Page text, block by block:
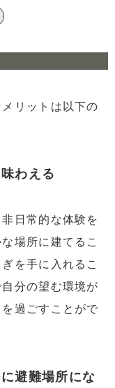
る
が悪い
がかかる
法
のか
リットは以下の
わえる
日常的な体験を
場所に建てるこ
を手に入れるこ
分の望む環境が
過ごすことがで
避難場所にな